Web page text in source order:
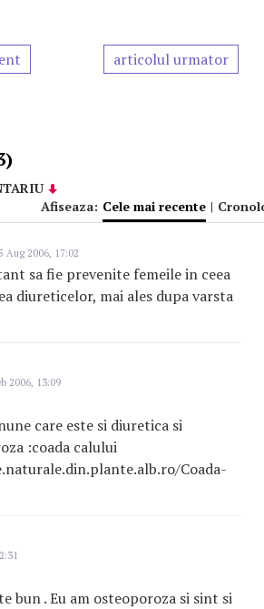
articolul urmator
Afiseaza: Cele mai recente |
Aug 2006, 17:02
sa fie prevenite femeile in ceea
diureticelor, mai ales dupa varsta
2006, 13:09
care este si diuretica si
:coada calului
Coada-
bun . Eu am osteoporoza si sint si